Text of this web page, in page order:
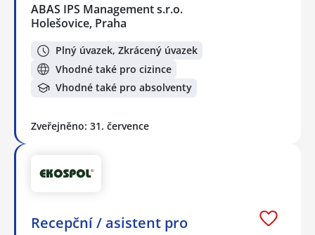
ABAS IPS Management s.r.o.
Holešovice, Praha
Plný úvazek, Zkrácený úvazek
Vhodné také pro cizince
Vhodné také pro absolventy
Zveřejněno: 31. července
Recepční / asistent pro